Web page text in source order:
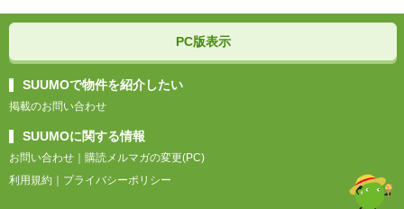
PC版表示
SUUMOで物件を紹介したい
掲載のお問い合わせ
SUUMOに関する情報
お問い合わせ
購読メルマガの変更(PC)
利用規約
プライバシーポリシー